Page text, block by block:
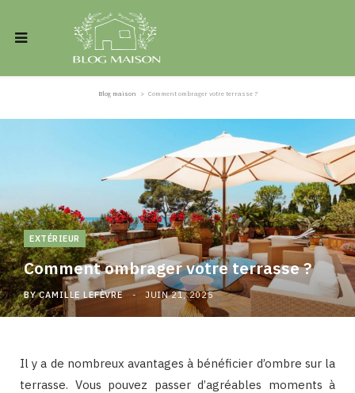
Blog maison > Comment ombrager votre terrasse ?
EXTÉRIEUR
Comment ombrager votre terrasse ?
BY CAMILLE LEFÈVRE JUIN 21, 2025
Il y a de nombreux avantages à bénéficier d’ombre sur la
terrasse. Vous pouvez passer d’agréables moments à